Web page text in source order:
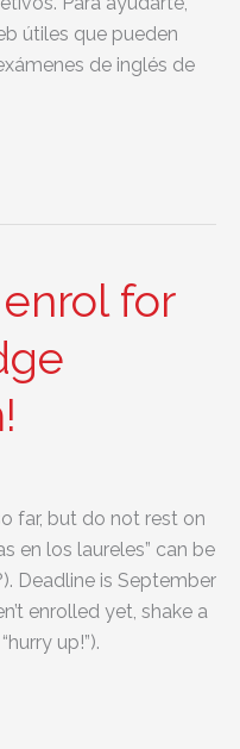
útiles que pueden
de inglés de
for
far, but do not rest on
en los laureles” can be
Deadline is September
enrolled yet, shake a
up!”).